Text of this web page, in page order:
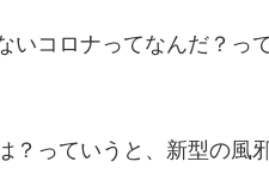
いコロナってなんだ？っ
？っていうと、新型の風